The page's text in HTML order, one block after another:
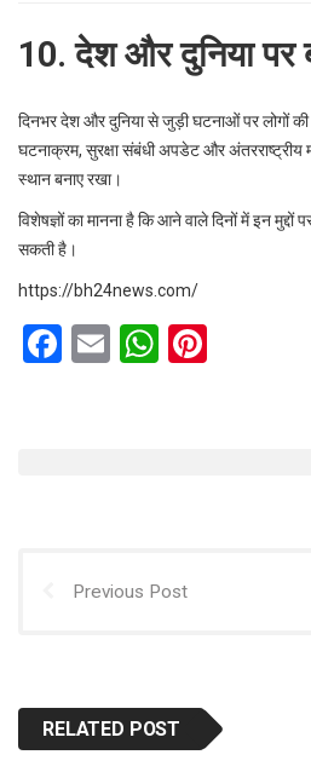
10. देश और दुनिया पर
दिनभर देश और दुनिया से जुड़ी घटनाओं पर लोगों
घटनाक्रम, सुरक्षा संबंधी अपडेट और अंतरराष्ट्रीय
स्थान बनाए रखा।
विशेषज्ञों का मानना है कि आने वाले दिनों में इन
सकती है।
https://bh24news.com/
F
k
E
W
p
Previous Post
RELATED POST